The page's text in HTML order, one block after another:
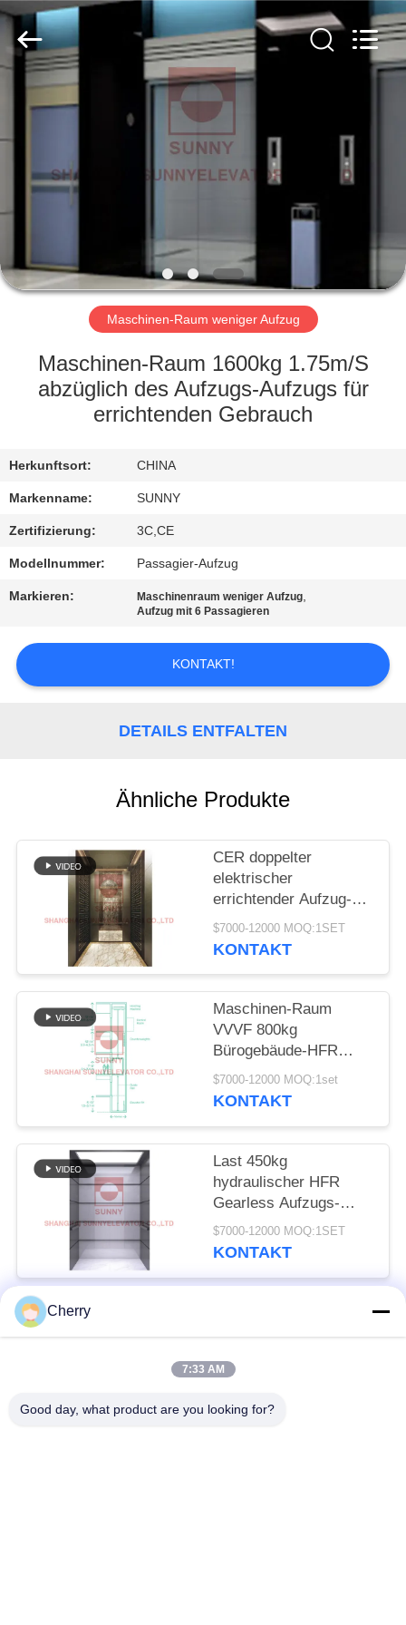
HAUS
VIDEOS
ÜBER
UNS
FABRIK-
AUSFLUG
TRETEN
SIE
MIT
UNS
VERBINDUNG
PRIVACY
POLICY
ELEVATOR
CO.,LTD.
Rights
Reserved.
Maschinen-Raum weniger Aufzug
Maschinen-Raum 1600kg 1.75m/S
abzüglich des Aufzugs-Aufzugs für
errichtenden Gebrauch
Herkunftsort: CHINA
Markenname: SUNNY
Zertifizierung: 3C,CE
Modellnummer: Passagier-Aufzug
Markieren: Maschinenraum weniger Aufzug,
Aufzug mit 6 Passagieren
KONTAKT!
DETAILS ENTFALTEN
Ähnliche Produkte
CER doppelter
elektrischer
errichtender Aufzug-
Aufzug des Tür-
Messer-1600kg HFR
$7000-12000 MOQ:1SET
KONTAKT
Maschinen-Raum
VVVF 800kg
Bürogebäude-HFR
nach Hause abzüglich
des Aufzugs
$7000-12000 MOQ:1set
KONTAKT
Last 450kg
hydraulischer HFR
Gearless Aufzugs-
Aufzug PVC-Boden-
VVVF
$7000-12000 MOQ:1SET
KONTAKT
weniger Aufzug
Cherry
7:33 AM
Good day, what product are you looking for?